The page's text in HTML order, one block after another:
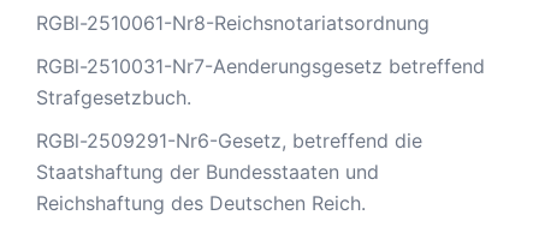
RGBl-2510061-Nr8-Reichsnotariatsordnung
RGBl-2510031-Nr7-Aenderungsgesetz betreffend
Strafgesetzbuch.
RGBl-2509291-Nr6-Gesetz, betreffend die
Staatshaftung der Bundesstaaten und
Reichshaftung des Deutschen Reich.